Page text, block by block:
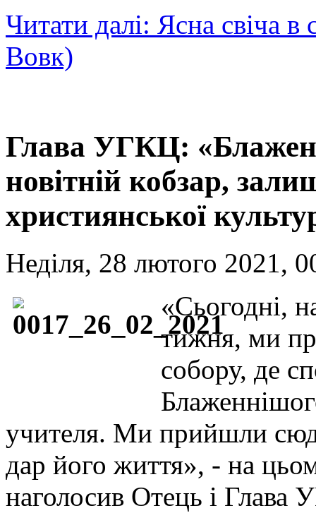
Читати далі: Ясна свіча в
Вовк)
Глава УГКЦ:
новітній кобзар,
християнської
Неділя, 28 лютого 2021,
«Сьогодні,
тижня, ми
собору, де
учителя. Ми прийшли
дар його життя», - на
наголосив Отець і